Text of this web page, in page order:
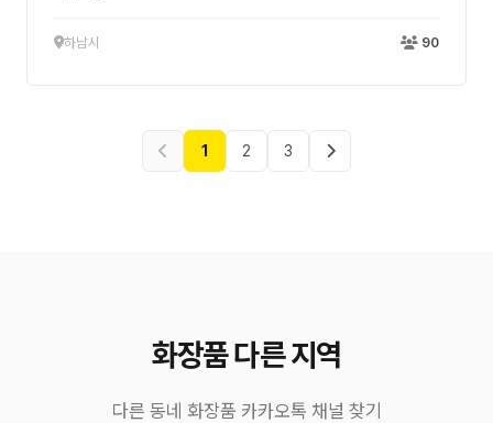
하남시 90
1 2 3
화장품 다른 지역
다른 동네 화장품 카카오톡 채널 찾기